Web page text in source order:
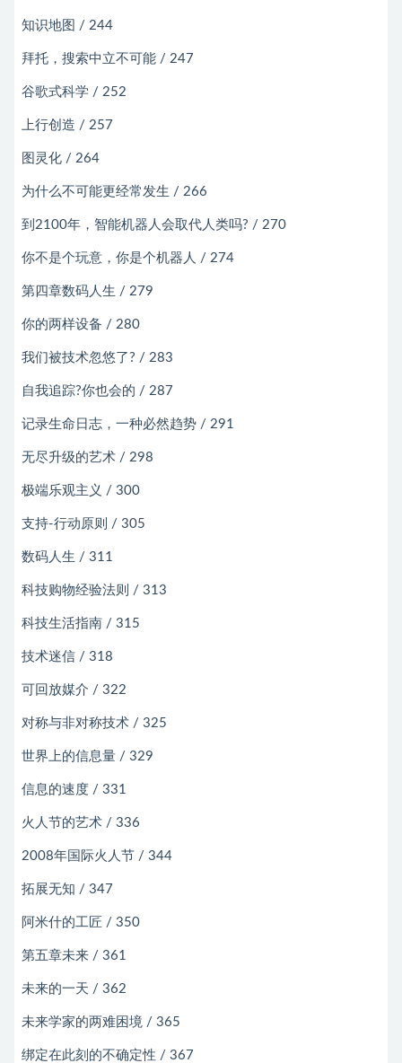
知识地图 / 244
拜托，搜索中立不可能 / 247
谷歌式科学 / 252
上行创造 / 257
图灵化 / 264
为什么不可能更经常发生 / 266
到2100年，智能机器人会取代人类吗? / 270
你不是个玩意，你是个机器人 / 274
第四章数码人生 / 279
你的两样设备 / 280
我们被技术忽悠了? / 283
自我追踪?你也会的 / 287
记录生命日志，一种必然趋势 / 291
无尽升级的艺术 / 298
极端乐观主义 / 300
支持-行动原则 / 305
数码人生 / 311
科技购物经验法则 / 313
科技生活指南 / 315
技术迷信 / 318
可回放媒介 / 322
对称与非对称技术 / 325
世界上的信息量 / 329
信息的速度 / 331
火人节的艺术 / 336
2008年国际火人节 / 344
拓展无知 / 347
阿米什的工匠 / 350
第五章未来 / 361
未来的一天 / 362
未来学家的两难困境 / 365
绑定在此刻的不确定性 / 367